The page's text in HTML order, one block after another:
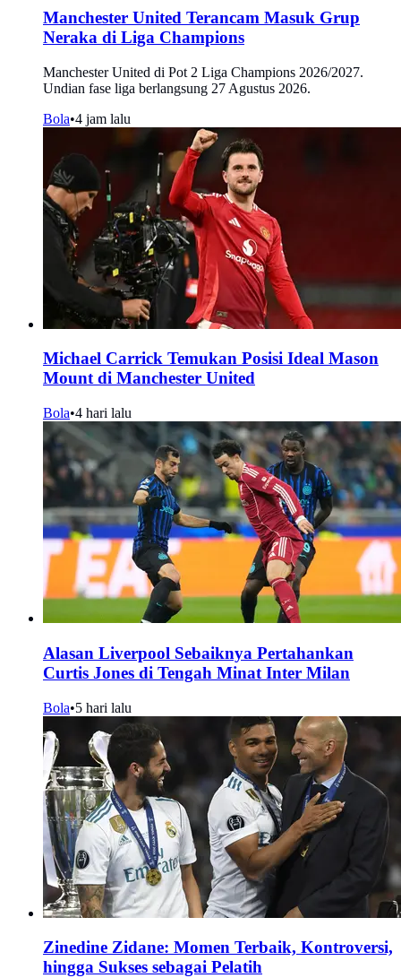
Manchester United Terancam Masuk Grup
Neraka di Liga Champions
Manchester United di Pot 2 Liga Champions 2026/2027.
Undian fase liga berlangsung 27 Agustus 2026.
Bola•4 jam lalu
Michael Carrick Temukan Posisi Ideal Mason
Mount di Manchester United
Bola•4 hari lalu
Alasan Liverpool Sebaiknya Pertahankan
Curtis Jones di Tengah Minat Inter Milan
Bola•5 hari lalu
Zinedine Zidane: Momen Terbaik, Kontroversi,
hingga Sukses sebagai Pelatih